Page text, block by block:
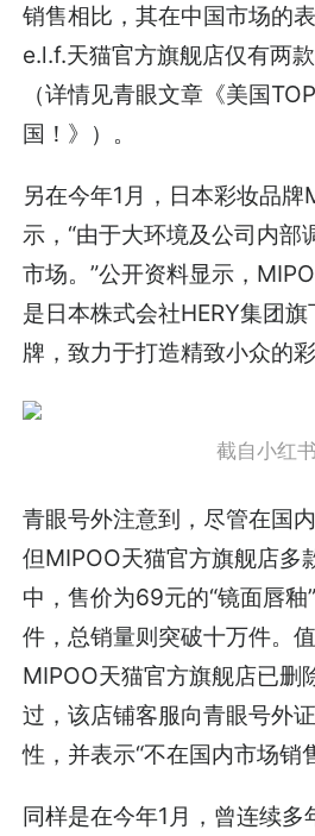
销售相比，其在中国市场的
e.l.f.天猫官方旗舰店仅有两
（详情见青眼文章《美国
国！ 》）。
另在今年1月，日本彩妆品牌
示，“由于大环境及公司内部
市场。”公开资料显示，
是日本株式会社HERY集团
牌，致力于打造精致小众的彩
截自小红书
青眼号外注意到，尽管在国
但MIPOO天猫官方旗舰店多
中，售价为69元的“镜面唇
件，总销量则突破十万件。
MIPOO天猫官方旗舰店已删
过，该店铺客服向青眼号外
性，并表示“不在国内市场销
同样是在今年1月，曾连续多